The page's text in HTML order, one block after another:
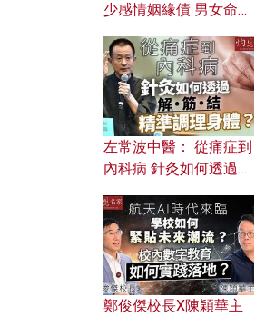
少感情姻緣債 男女命途
的七情六欲？
左常波中醫： 從痛症到
內科病 針灸如何透過解
鄭俊傑校長X陳穎華主